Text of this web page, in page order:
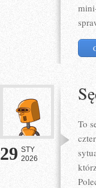
29 STY
2026
To